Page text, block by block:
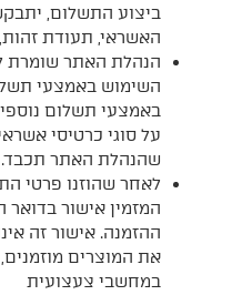
ביצוע התשלום,
האשראי, תעודת
הנהלת האתר שומרת
השימוש באמצעי
באמצעי תשלום
על סוגי כרטיסי
שהנהלת האתר תכבד.
לאחר שהוזנו פרטי
המזמין אישור
ההזמנה. אישור זה
את המוצרים
במחשבי צעצועית